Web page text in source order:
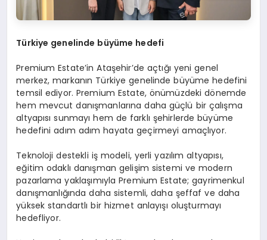
Türkiye genelinde büyüme hedefi
Premium Estate’in Ataşehir’de açtığı yeni genel
merkez, markanın Türkiye genelinde büyüme hedefini
temsil ediyor. Premium Estate, önümüzdeki dönemde
hem mevcut danışmanlarına daha güçlü bir çalışma
altyapısı sunmayı hem de farklı şehirlerde büyüme
hedefini adım adım hayata geçirmeyi amaçlıyor.
Teknoloji destekli iş modeli, yerli yazılım altyapısı,
eğitim odaklı danışman gelişim sistemi ve modern
pazarlama yaklaşımıyla Premium Estate; gayrimenkul
danışmanlığında daha sistemli, daha şeffaf ve daha
yüksek standartlı bir hizmet anlayışı oluşturmayı
hedefliyor.